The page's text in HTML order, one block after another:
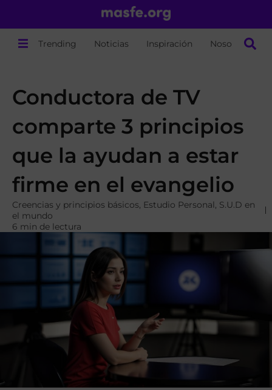
Trending Noticias Inspiración Nosotros
Conductora de TV
comparte 3 principios
que la ayudan a estar
firme en el evangelio
Creencias y principios básicos, Estudio Personal, S.U.D en
el mundo
6 min de lectura